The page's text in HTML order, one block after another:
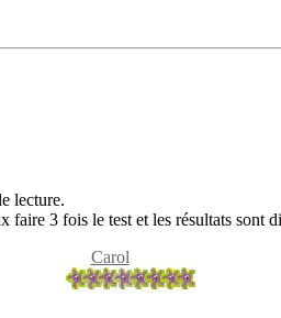
lecture.
3 fois le test et les résultats sont
Carol